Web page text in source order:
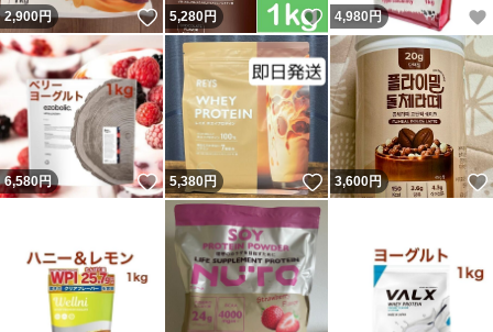
2,900円 いいね！
5,280円 いいね！
4,980 円
6,580円 いいね！
5,380円 いいね！
3,600円